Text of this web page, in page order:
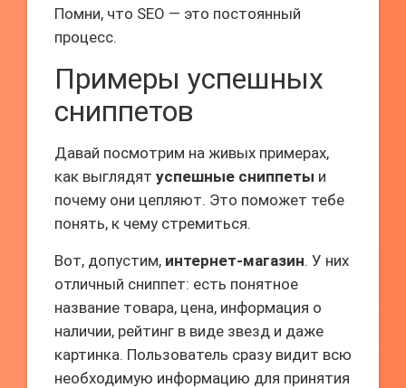
Помни, что SEO — это постоянный
процесс.
Примеры успешных
сниппетов
Давай посмотрим на живых примерах,
как выглядят успешные сниппеты и
почему они цепляют. Это поможет тебе
понять, к чему стремиться.
Вот, допустим, интернет-магазин. У них
отличный сниппет: есть понятное
название товара, цена, информация о
наличии, рейтинг в виде звезд и даже
картинка. Пользователь сразу видит всю
необходимую информацию для принятия